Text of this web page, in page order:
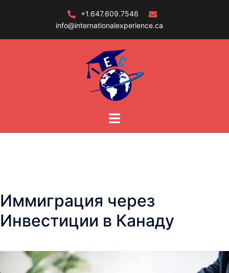
+1.647.609.7546
info@internationalexperience.ca
Иммиграция через
Инвестиции в Канаду